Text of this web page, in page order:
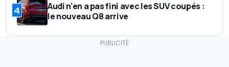
4
Audi n'en a pas fini avec les SUV coupés :
le nouveau Q8 arrive